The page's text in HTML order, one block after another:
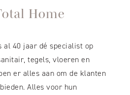
Home
al 40 jaar dé specialist op
tegels, vloeren en
er alles aan om de klanten
Alles voor hun